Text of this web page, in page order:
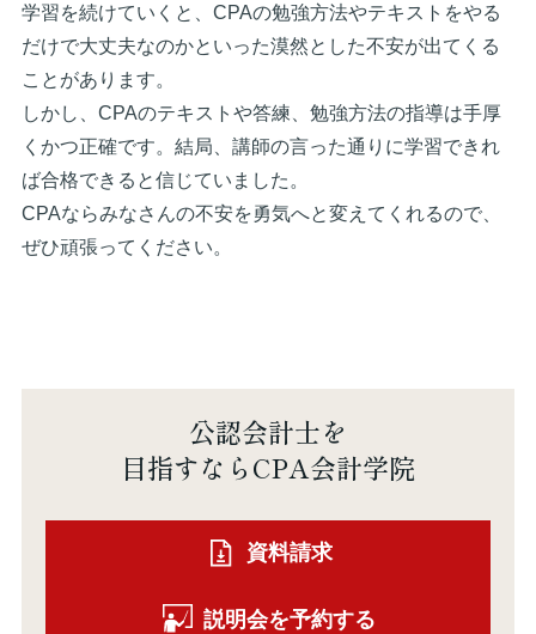
学習を続けていくと、CPAの勉強方法やテキストをやる
だけで大丈夫なのかといった漠然とした不安が出てくる
ことがあります。
しかし、CPAのテキストや答練、勉強方法の指導は手厚
くかつ正確です。結局、講師の言った通りに学習できれ
ば合格できると信じていました。
CPAならみなさんの不安を勇気へと変えてくれるので、
ぜひ頑張ってください。
公認会計士を
目指すならCPA会計学院
資料請求
説明会を予約する